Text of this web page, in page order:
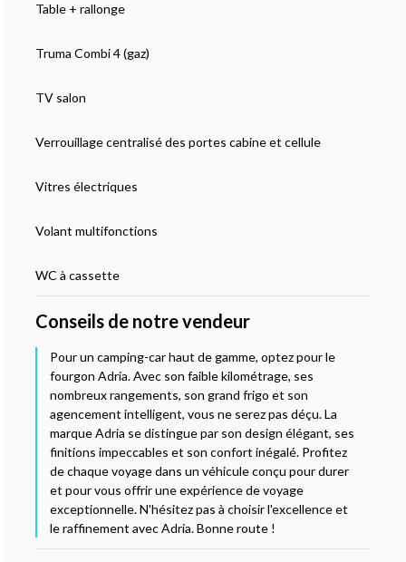
Table + rallonge
Truma Combi 4 (gaz)
TV salon
Verrouillage centralisé des portes cabine et cellule
Vitres électriques
Volant multifonctions
WC à cassette
Conseils de notre vendeur
Pour un camping-car haut de gamme, optez pour le
fourgon Adria. Avec son faible kilométrage, ses
nombreux rangements, son grand frigo et son
agencement intelligent, vous ne serez pas déçu. La
marque Adria se distingue par son design élégant, ses
finitions impeccables et son confort inégalé. Profitez
de chaque voyage dans un véhicule conçu pour durer
et pour vous offrir une expérience de voyage
exceptionnelle. N'hésitez pas à choisir l'excellence et
le raffinement avec Adria. Bonne route !